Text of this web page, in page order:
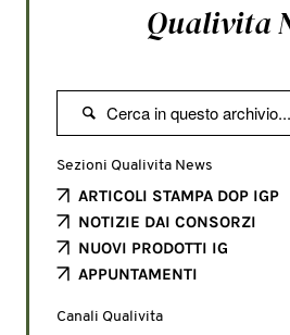
Qualivita

Sezioni Qualivita News
ARTICOLI STAMPA DOP IGP
NOTIZIE DAI CONSORZI
NUOVI PRODOTTI IG
APPUNTAMENTI
Canali Qualivita